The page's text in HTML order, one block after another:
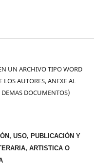
UN ARCHIVO TIPO WORD
LOS AUTORES, ANEXE AL
DOCUMENTOS)
USO, PUBLICACIÓN Y
ARTISTICA O